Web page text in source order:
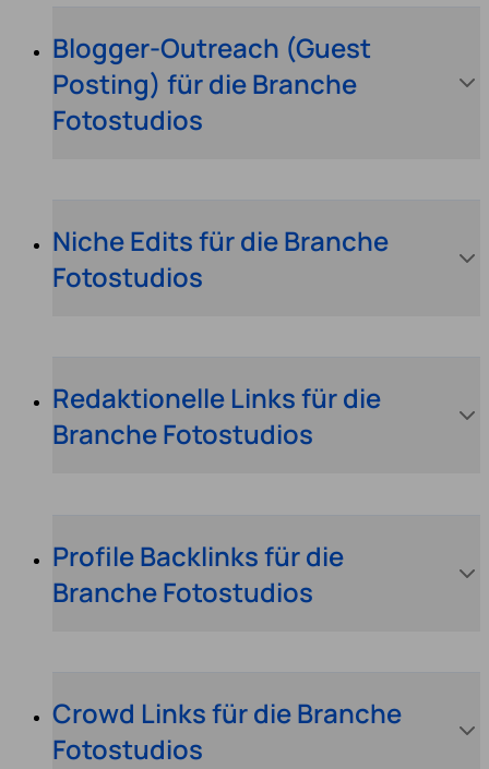
Blogger-Outreach (Guest
Posting) für die Branche
Fotostudios
Niche Edits für die Branche
Fotostudios
Redaktionelle Links für die
Branche Fotostudios
Profile Backlinks für die
Branche Fotostudios
Crowd Links für die Branche
Fotostudios